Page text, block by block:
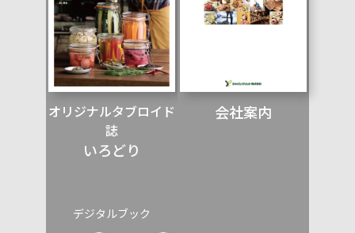
オリジナルタブロイド
誌
いろどり
デジタルブック
会社案内